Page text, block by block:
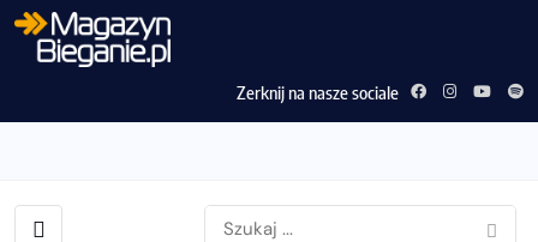
Zerknij na nasze sociale